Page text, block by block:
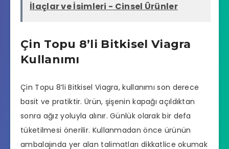
İlaçlar ve İsimleri - Cinsel Ürünler
Çin Topu 8’li Bitkisel Viagra
Kullanımı
Çin Topu 8’li Bitkisel Viagra, kullanımı son derece
basit ve pratiktir. Ürün, şişenin kapağı açıldıktan
sonra ağız yoluyla alınır. Günlük olarak bir defa
tüketilmesi önerilir. Kullanmadan önce ürünün
ambalajında yer alan talimatları dikkatlice okumak